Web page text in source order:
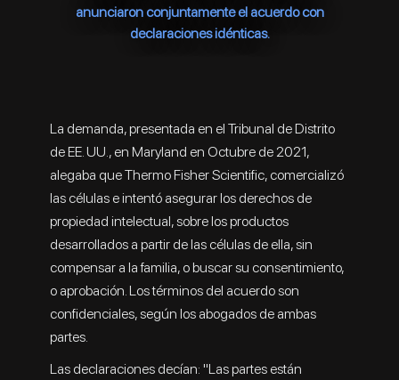
anunciaron conjuntamente el acuerdo con
declaraciones idénticas.
La demanda, presentada en el Tribunal de Distrito
de EE. UU., en Maryland en Octubre de 2021,
alegaba que Thermo Fisher Scientific, comercializó
las células e intentó asegurar los derechos de
propiedad intelectual, sobre los productos
desarrollados a partir de las células de ella, sin
compensar a la familia, o buscar su consentimiento,
o aprobación. Los términos del acuerdo son
confidenciales, según los abogados de ambas
partes.
Las declaraciones decían: "Las partes están